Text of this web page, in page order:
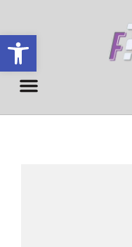
Abrir barra de herramientas